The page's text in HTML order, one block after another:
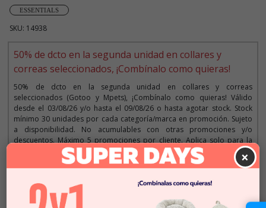
ESSENTIALS
SKU: 14938
50% de dcto en la segunda unidad en collares y
correas seleccionados, ¡Combínalo como quieras!
50% de dcto en la segunda unidad en collares y correas
seleccionados (Gotoo y Mpets), ¡Combínalo como quieras! Válido
desde el 03/08/26 y/o hasta el 09/08/26 o hasta agotar stock. Stock
mínimo 30 unidades por cada categoría/marca en promoción. Sujeto
a disponibilidad. No acumulables con otras promociones y/o
descuentos. Máximo 5 promociones por cliente. Aplica solo para la
web y tiendas. Imágenes referenciales.
Descripción
×